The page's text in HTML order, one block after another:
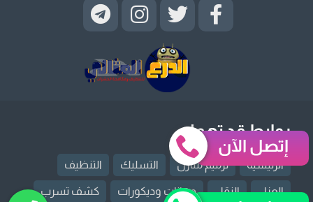
روابط قد تهمك
الرئيسية ترميم منازل التسليك التنظيف
العزل النقل دهانات وديكورات كشف تسرب
إتصل الآن